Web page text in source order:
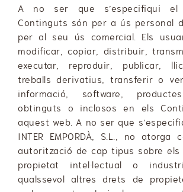
A no ser que s’especifiqui el
Continguts són per a ús personal
per al seu ús comercial. Els
modificar, copiar, distribuir,
executar, reproduir, publicar,
treballs derivatius, transferir o
informació, software,
obtinguts o inclosos en els
aquest web. A no ser que
INTER EMPORDÀ, S.L., no
autorització de cap tipus sobre
propietat intel·lectual o
qualssevol altres drets de